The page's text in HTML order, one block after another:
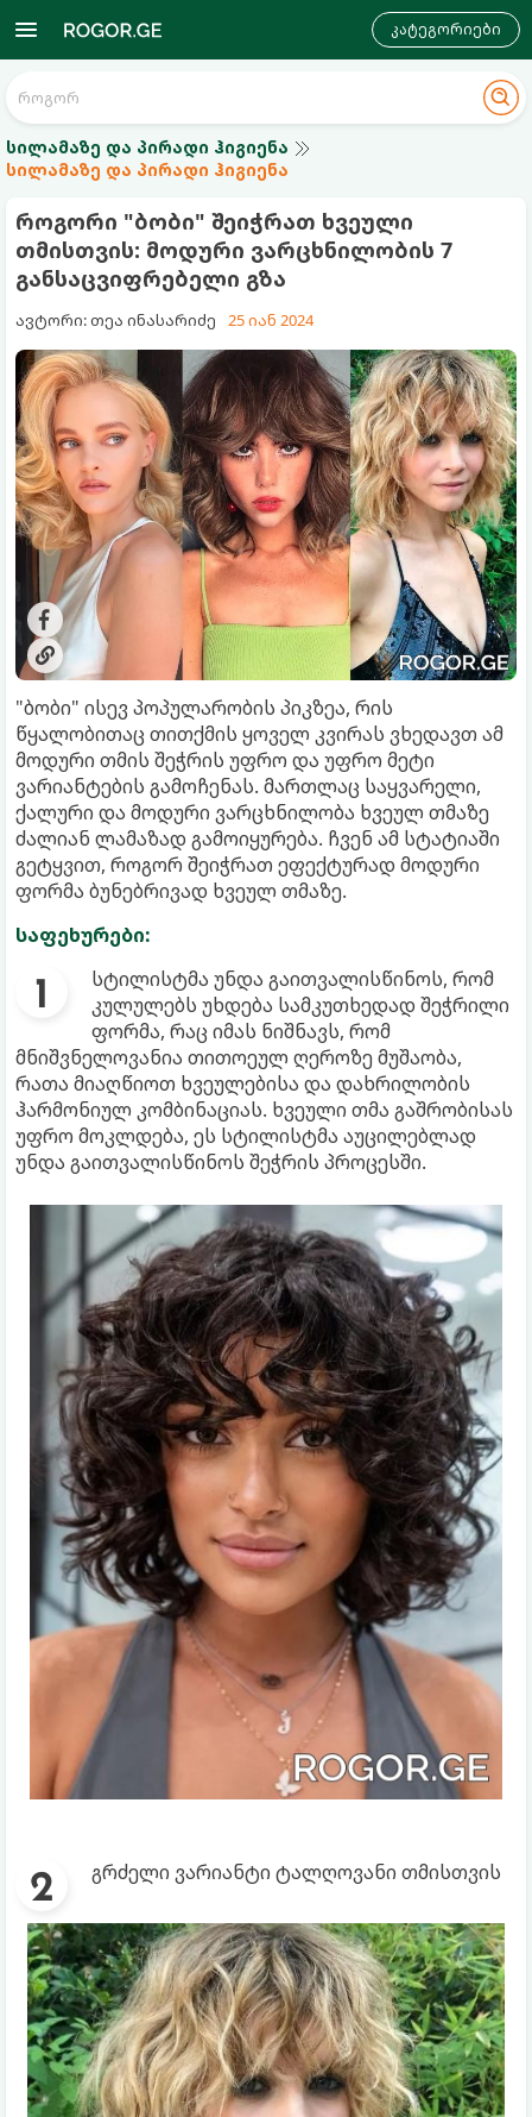
კატეგორიები
სილამაზე და პირადი ჰიგიენა
სილამაზე და პირადი ჰიგიენა
როგორი "ბობი" შეიჭრათ ხვეული
თმისთვის: მოდური ვარცხნილობის 7
განსაცვიფრებელი გზა
ავტორი: თეა ინასარიძე 25 იან 2024
"ბობი" ისევ პოპულარობის პიკზეა, რის
წყალობითაც თითქმის ყოველ კვირას ვხედავთ ამ
მოდური თმის შეჭრის უფრო და უფრო მეტი
ვარიანტების გამოჩენას. მართლაც საყვარელი,
ქალური და მოდური ვარცხნილობა ხვეულ თმაზე
ძალიან ლამაზად გამოიყურება. ჩვენ ამ სტატიაში
გეტყვით, როგორ შეიჭრათ ეფექტურად მოდური
ფორმა ბუნებრივად ხვეულ თმაზე.
საფეხურები:
სტილისტმა უნდა გაითვალისწინოს, რომ
კულულებს უხდება სამკუთხედად შეჭრილი
ფორმა, რაც იმას ნიშნავს, რომ
მნიშვნელოვანია თითოეულ ღეროზე მუშაობა,
რათა მიაღწიოთ ხვეულებისა და დახრილობის
ჰარმონიულ კომბინაციას. ხვეული თმა გაშრობისას
უფრო მოკლდება, ეს სტილისტმა აუცილებლად
უნდა გაითვალისწინოს შეჭრის პროცესში.
გრძელი ვარიანტი ტალღოვანი თმისთვის